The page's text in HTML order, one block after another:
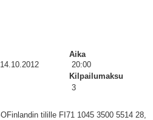
Aika
20:00
Kilpailumaksu
3 
tilille FI71 1045 3500 5514 28,